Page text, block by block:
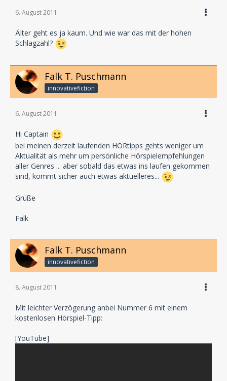
6. August 2011
Älter geht es ja kaum. Und wie war das mit der hohen
Schlagzahl?
Falk T. Puschmann
innovativefiction
6. August 2011
Hi Captain
bei meinen derzeit laufenden HÖRtipps gehts weniger um
Aktualität als mehr um persönliche Hörspielempfehlungen
aller Genres ... aber sobald das etwas ins laufen gekommen
sind, kommt sicher auch etwas aktuelleres...
Grüße
Falk
Falk T. Puschmann
innovativefiction
8. August 2011
Mit leichter Verzögerung anbei Nummer 6 mit einem
kostenlosen Hörspiel-Tipp:
[YouTube]